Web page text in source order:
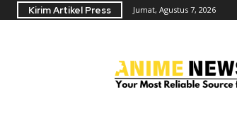
Kirim Artikel Press Jumat, Agustus 7, 2026
Review
Fantastik